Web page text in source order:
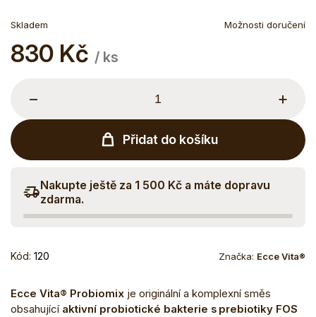
Skladem Možnosti doručení
830 Kč / ks
Měrná
cena:
+
−
Přidat do košíku
Nakupte ještě za 1 500 Kč a máte dopravu
zdarma.
Kód: 120 Značka: Ecce Vita®
Ecce Vita® Probiomix je originální a komplexní směs
obsahující aktivní probiotické bakterie s prebiotiky FOS